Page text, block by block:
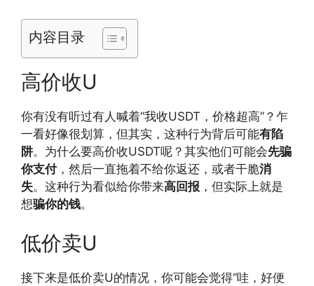
内容目录
高价收U
你有没有听过有人喊着“我收USDT，价格超高”？乍
一看好像很划算，但其实，这种行为背后可能有陷
阱。为什么要高价收USDT呢？其实他们可能会先骗
你支付，然后一直拖着不给你返还，或者干脆消
失。这种行为看似给你带来高回报 ，但实际上就是
想骗你的钱。
低价卖U
接下来是低价卖U的情况，你可能会觉得“哇，好便